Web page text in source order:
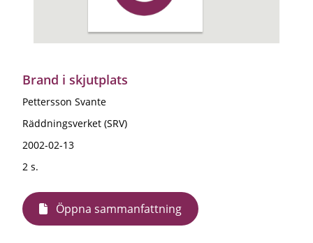
Brand i skjutplats
Pettersson Svante
Räddningsverket (SRV)
2002-02-13
2 s.
Öppna sammanfattning